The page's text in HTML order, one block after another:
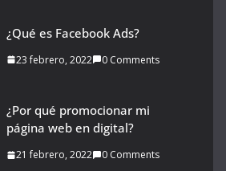
¿Qué es Facebook Ads?
23 febrero, 2022 0 Comments
¿Por qué promocionar mi
página web en digital?
21 febrero, 2022 0 Comments